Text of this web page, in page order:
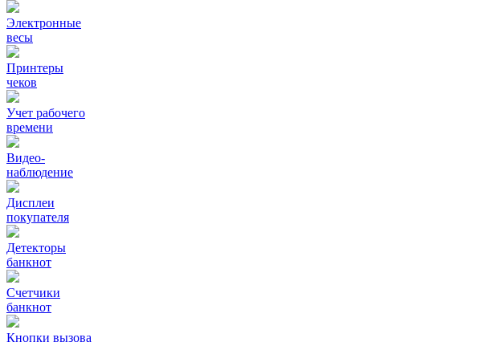
Электронные
весы
Принтеры
чеков
Учет рабочего
времени
Видео‑
наблюдение
Дисплеи
покупателя
Детекторы
банкнот
Счетчики
банкнот
Кнопки вызова